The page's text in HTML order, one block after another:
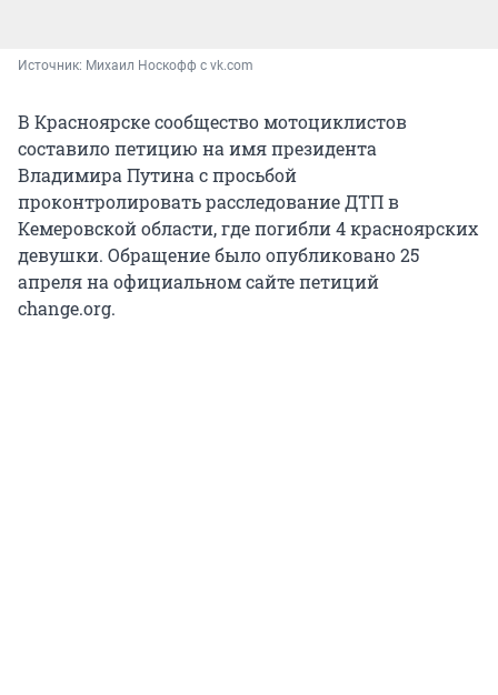
Источник: Михаил Носкофф с vk.com
В Красноярске сообщество мотоциклистов
составило петицию на имя президента
Владимира Путина с просьбой
проконтролировать расследование ДТП в
Кемеровской области, где погибли 4 красноярских
девушки. Обращение было опубликовано 25
апреля на официальном сайте петиций
change.org.